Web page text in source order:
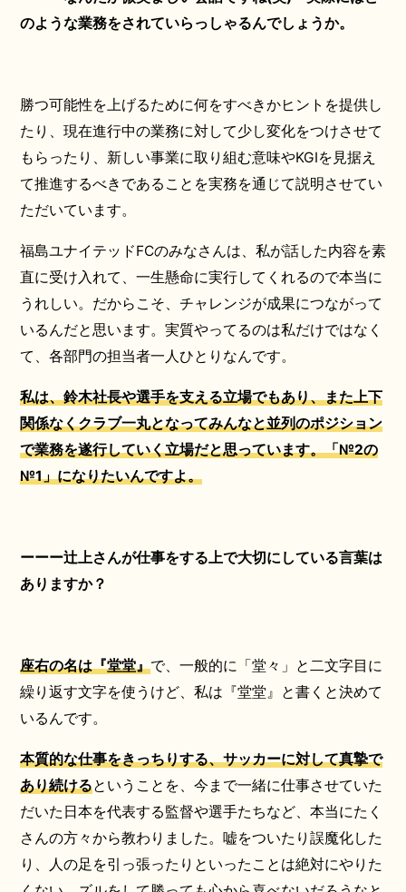
のような業務をされていらっしゃるんでしょうか。
勝つ可能性を上げるために何をすべきかヒントを提供し
たり、現在進行中の業務に対して少し変化をつけさせて
もらったり、新しい事業に取り組む意味やKGIを見据え
て推進するべきであることを実務を通じて説明させてい
ただいています。
福島ユナイテッドFCのみなさんは、私が話した内容を素
直に受け入れて、一生懸命に実行してくれるので本当に
うれしい。だからこそ、チャレンジが成果につながって
いるんだと思います。実質やってるのは私だけではなく
て、各部門の担当者一人ひとりなんです。
私は、鈴木社長や選手を支える立場でもあり、また上下
関係なくクラブ一丸となってみんなと並列のポジション
で業務を遂行していく立場だと思っています。「№2の
№1」になりたいんですよ。
ーーー辻上さんが仕事をする上で大切にしている言葉は
ありますか？
座右の名は『堂堂』で、一般的に「堂々」と二文字目に
繰り返す文字を使うけど、私は『堂堂』と書くと決めて
いるんです。
本質的な仕事をきっちりする、サッカーに対して真摯で
あり続けるということを、今まで一緒に仕事させていた
だいた日本を代表する監督や選手たちなど、本当にたく
さんの方々から教わりました。嘘をついたり誤魔化した
り、人の足を引っ張ったりといったことは絶対にやりた